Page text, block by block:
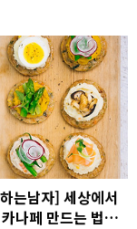
는남자] 세상에서
나페 만드는 법